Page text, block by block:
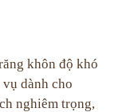
khôn độ khó
dành cho
nghiêm trọng,